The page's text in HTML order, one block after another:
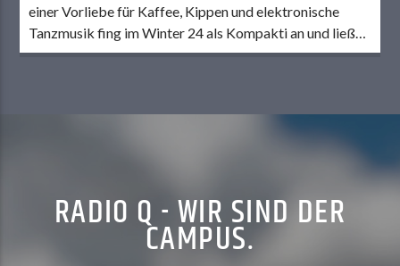
einer Vorliebe für Kaffee, Kippen und elektronische
Tanzmusik fing im Winter 24 als Kompakti an und ließ
regelmäßig den Speichel im Mund zusammenlaufen bei
Motto „Nulla Dies Sine Beitrag“ bearbeitet er mal das
RADIO Q - WIR SIND DER
CAMPUS.